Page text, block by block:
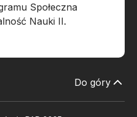
Społeczna
Nauki II.
Do góry